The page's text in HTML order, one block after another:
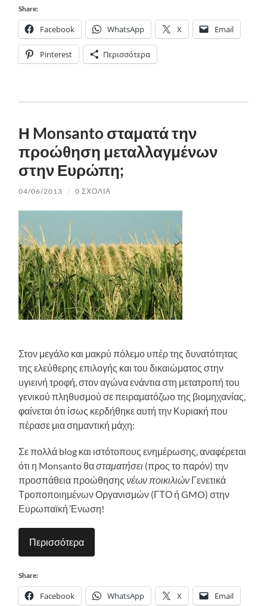
Share:
Facebook WhatsApp X Email
Pinterest Περισσότερα
Η Monsanto σταματά την
προώθηση μεταλλαγμένων
στην Ευρώπη;
04/06/2013 / 0 ΣΧΌΛΙΑ
Στον μεγάλο και μακρύ πόλεμο υπέρ της δυνατότητας
της ελεύθερης επιλογής και του δικαιώματος στην
υγιεινή τροφή, στον αγώνα ενάντια στη μετατροπή του
γενικού πληθυσμού σε πειραματόζωο της βιομηχανίας,
φαίνεται ότι ίσως κερδήθηκε αυτή την Κυριακή που
πέρασε μια σημαντική μάχη:
Σε πολλά blog και ιστότοπους ενημέρωσης, αναφέρεται
ότι η Monsanto θασταματήσει (προς το παρόν) την
προσπάθεια προώθησηςνέων ποικιλιών Γενετικά
Τροποποιημένων Οργανισμών (ΓΤΟ ή GMO) στην
Ευρωπαϊκή Ένωση!
Περισσότερα
Share:
Facebook WhatsApp X Email